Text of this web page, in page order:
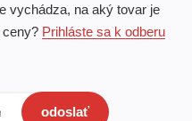
vychádza, na aký tovar je
Prihláste sa k odberu
odoslať